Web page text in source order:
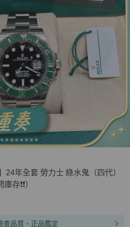
24年全套 勞力士 綠水鬼（四代）
❗️❗️）
查品質、正品鑑定